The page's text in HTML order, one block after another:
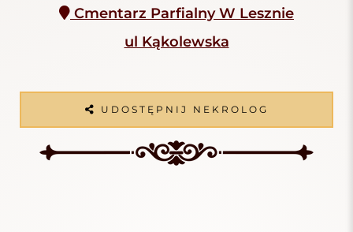
Cmentarz Parfialny W Lesznie
ul Kąkolewska
UDOSTĘPNIJ NEKROLOG